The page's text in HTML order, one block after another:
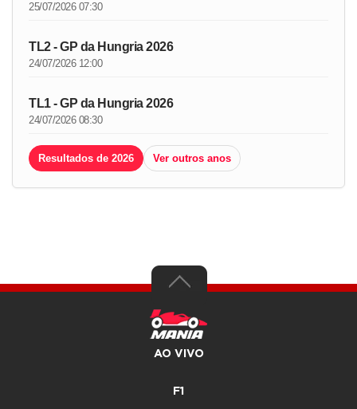
25/07/2026 07:30
TL2 - GP da Hungria 2026
24/07/2026 12:00
TL1 - GP da Hungria 2026
24/07/2026 08:30
Resultados de 2026 Ver outros anos
AO VIVO
F1